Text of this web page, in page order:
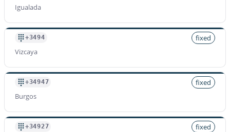
Igualada
+3494
fixed
Vizcaya
+34947
fixed
Burgos
+34927
fixed